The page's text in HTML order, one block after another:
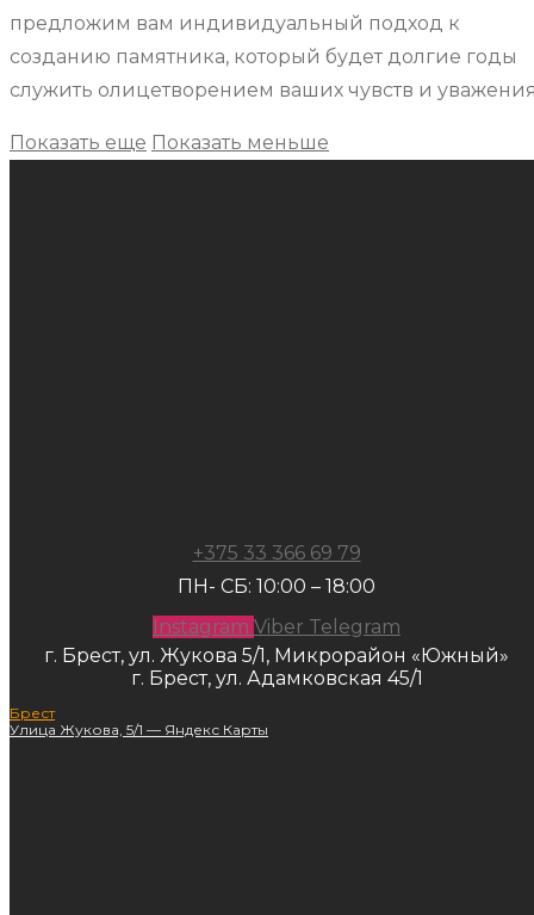
предложим вам индивидуальный подход к
созданию памятника, который будет долгие годы
служить олицетворением ваших чувств и
Показать еще Показать меньше
+375 33 366 69 79
ПН- СБ: 10:00 – 18:00
Instagram Viber Telegram
г. Брест, ул. Жукова 5/1, Микрорайон «Южный»
г. Брест, ул. Адамковская 45/1
Брест
Улица Жукова, 5/1 — Яндекс Карты